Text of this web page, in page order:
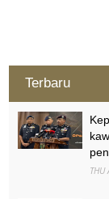
Terbaru
THU